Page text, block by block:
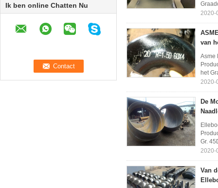
Ik ben online Chatten Nu
2020-
van
Asme
het
2020-
De
Gr.
2020-
Van